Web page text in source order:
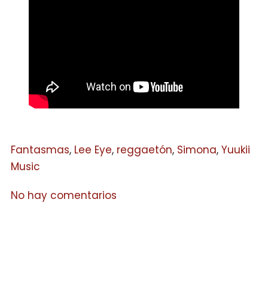
Fantasmas, Lee Eye, reggaetón, Simona, Yuukii
Music
No hay comentarios